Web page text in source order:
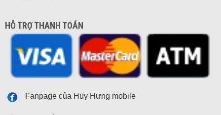
HỖ TRỢ THANH TOÁN
Fanpage của Huy Hưng mobile